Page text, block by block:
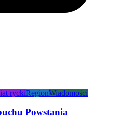
ryckiRegionWiadomości
Powstania